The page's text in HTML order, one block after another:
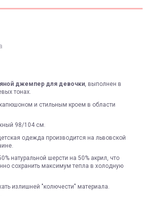
джемпер для девочки, выполнен в
тонах.
и стильным кроем в области
98/104 см.
одежда производится на львовской
натуральной шерсти на 50% акрил, что
сохранить максимум тепла в холодную
излишней "колючести" материала.